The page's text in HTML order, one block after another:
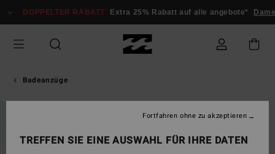
zur
springen
DOPPELTER RABATT Extra 25% Rabatt auf alle angebote* Damen
Badeanzüge
TREFFEN SIE EINE AUSWAHL FÜR IHRE DATEN
Fortfahren ohne zu akzeptieren